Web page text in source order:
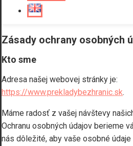
Zásady ochrany osobných
Kto sme
Adresa našej webovej stránky je:
https://www.prekladybezhranic.sk.
Máme radosť z vašej návštevy
Ochranu osobných údajov berieme
nás dôležité, aby vaše osobné